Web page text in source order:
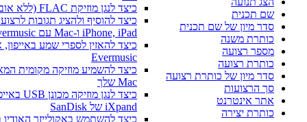
כיצד לנגן מוזיקת FLAC (ללא אובדן) באייפון שלי
כיצד להוסיף ולהציג תגובות לרצועות
iPhone, iPad ו-Mac עם Evermusic ו-Flacbox
כיצד להאזין לספרי שמע באייפון,
Evermusic
iXpand של SanDisk
כיצד להשתמש באקולייזר האודיו
שם תכנית
סדר מיון של שם תכנית
כותרת משנה
מספר רצועה
כותרת רצועה
סדר מיון של כותרת רצועה
סך הרצועות
אתר אינטרנט
כותרת יצירה